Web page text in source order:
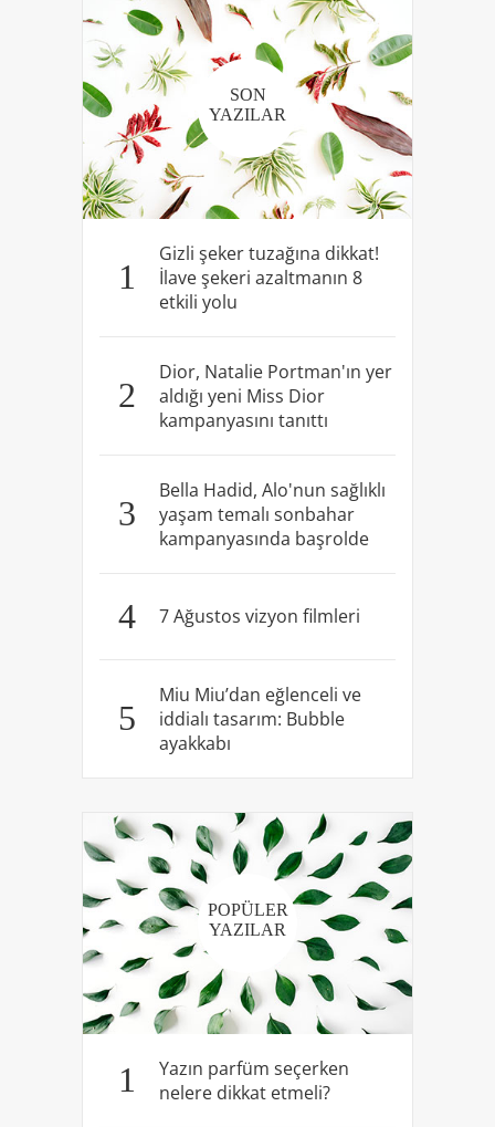
SON
YAZILAR
1
Gizli şeker tuzağına dikkat!
İlave şekeri azaltmanın 8
etkili yolu
2
Dior, Natalie Portman'ın yer
aldığı yeni Miss Dior
kampanyasını tanıttı
3
Bella Hadid, Alo'nun sağlıklı
yaşam temalı sonbahar
kampanyasında başrolde
4 7 Ağustos vizyon filmleri
5
Miu Miu’dan eğlenceli ve
iddialı tasarım: Bubble
ayakkabı
POPÜLER
YAZILAR
1
Yazın parfüm seçerken
nelere dikkat etmeli?